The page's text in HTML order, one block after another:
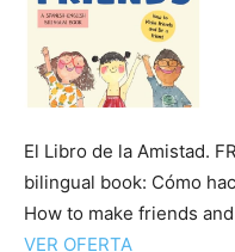
El Libro de la Amistad.
bilingual book: Cómo
How to make friends
VER OFERTA